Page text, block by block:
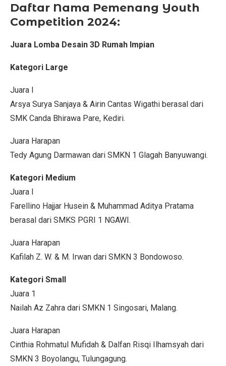
Daftar Nama Pemenang Youth
Competition 2024:
Juara Lomba Desain 3D Rumah Impian
Kategori Large
Juara I
Arsya Surya Sanjaya & Airin Cantas Wigathi berasal dari
SMK Canda Bhirawa Pare, Kediri.
Juara Harapan
Tedy Agung Darmawan dari SMKN 1 Glagah Banyuwangi.
Kategori Medium
Juara I
Farellino Hajjar Husein & Muhammad Aditya Pratama
berasal dari SMKS PGRI 1 NGAWI.
Juara Harapan
Kafilah Z. W. & M. Irwan dari SMKN 3 Bondowoso.
Kategori Small
Juara 1
Nailah Az Zahra dari SMKN 1 Singosari, Malang.
Juara Harapan
Cinthia Rohmatul Mufidah & Dalfan Risqi Ilhamsyah dari
SMKN 3 Boyolangu, Tulungagung.